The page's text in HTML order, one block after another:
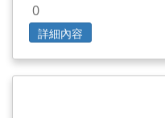
0
詳細內容